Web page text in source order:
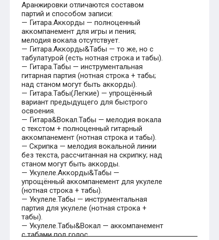
Аранжировки отличаются составом
партий и способом записи:
— Гитара.Аккорды — полноценный
аккомпанемент для игры и пения;
мелодия вокала отсутствует.
— Гитара.Аккорды&Табы — то же, но с
табулатурой (есть нотная строка и табы).
— Гитара.Табы — инструментальная
гитарная партия (нотная строка + табы;
над станом могут быть аккорды).
— Гитара.Табы(Легкие) — упрощённый
вариант предыдущего для быстрого
освоения.
— Гитара&Вокал.Табы — мелодия вокала
с текстом + полноценный гитарный
аккомпанемент (нотная строка и табы).
— Скрипка — мелодия вокальной линии
без текста, рассчитанная на скрипку; над
станом могут быть аккорды.
— Укулеле.Аккорды&Табы —
упрощённый аккомпанемент для укулеле
(нотная строка + табы).
— Укулеле.Табы — инструментальная
партия для укулеле (нотная строка +
табы).
— Укулеле.Табы&Вокал — аккомпанемент
с табами под голос.